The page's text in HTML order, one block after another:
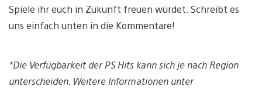
Spiele ihr euch in Zukunft freuen würdet. Schreibt es
uns einfach unten in die Kommentare!
*Die Verfügbarkeit der PS Hits kann sich je nach Region
unterscheiden. Weitere Informationen unter